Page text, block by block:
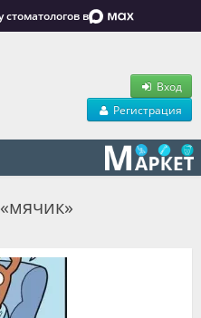
в
Вход
Регистрация